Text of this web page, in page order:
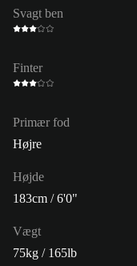
Svagt ben
Finter
Primær fod
Højre
Højde
183cm / 6'0"
Vægt
75kg / 165lb